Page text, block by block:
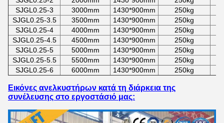
SJGL 0.25-3 3000mm 1430*900mm 250kg
SJGL 0.25-3.5 3500mm 1430*900mm 250kg
SJGL 0.25-4 4000mm 1430*900mm 250kg
SJGL 0.25-4.5 4500mm 1430*900mm 250kg
SJGL 0.25-5 5000mm 1430*900mm 250kg
SJGL 0.25-5.5 5500mm 1430*900mm 250kg
SJGL 0.25-6 6000mm 1430*900mm 250kg
Εικόνες ανελκυστήρων κατά τη διάρκεια της
συνέλευσης στο εργοστάσιό μας: